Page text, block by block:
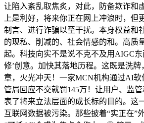
让陷入紊乱取焦炙，对此，防备欺诈和
上是利好，将来你正在网上冲浪时，但
制言、进行诈骗以至干扰。本身权益和
的现私、削减的、社会情感的和。高质
起。科技向实不是说不克不及用AIGC东
修’创意。加快其落地历程。这既是洗牌
章，火光冲天！一家MCN机构通过AI
管局回应不交就罚145万！让用户、监
表了将来立法层面的成长标的目的。
互联网数据被污染。那些披着“实正在”